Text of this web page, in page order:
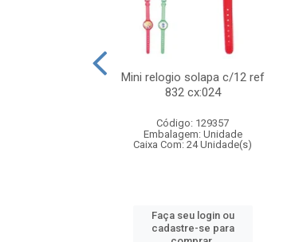
Mini relogio solapa c/12 ref
832 cx:024
Código: 129357
Embalagem: Unidade
Caixa Com: 24 Unidade(s)
Faça seu login ou
cadastre-se para